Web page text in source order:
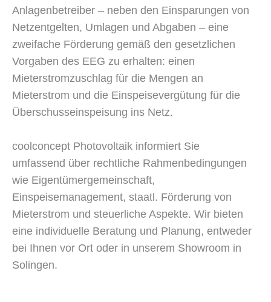
Anlagenbetreiber – neben den Einsparungen von
Netzentgelten, Umlagen und Abgaben – eine
zweifache Förderung gemäß den gesetzlichen
Vorgaben des EEG zu erhalten: einen
Mieterstromzuschlag für die Mengen an
Mieterstrom und die Einspeisevergütung für die
Überschusseinspeisung ins Netz.
coolconcept Photovoltaik informiert Sie
umfassend über rechtliche Rahmenbedingungen
wie Eigentümergemeinschaft,
Einspeisemanagement, staatl. Förderung von
Mieterstrom und steuerliche Aspekte. Wir bieten
eine individuelle Beratung und Planung, entweder
bei Ihnen vor Ort oder in unserem Showroom in
Solingen.